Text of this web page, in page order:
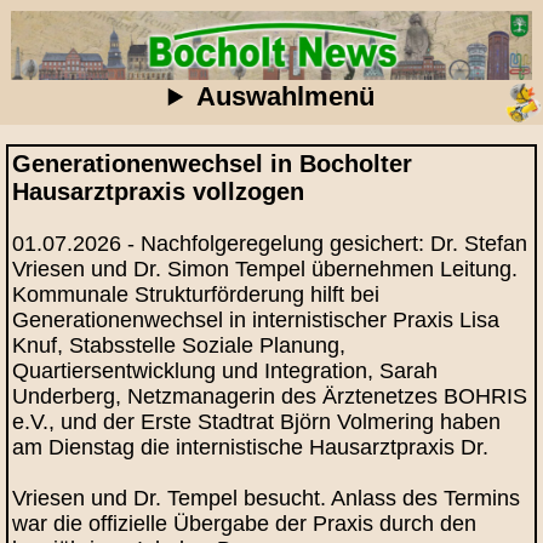
Auswahlmenü
Generationenwechsel in Bocholter
Hausarztpraxis vollzogen
01.07.2026 - Nachfolgeregelung gesichert: Dr. Stefan
Vriesen und Dr. Simon Tempel übernehmen Leitung.
Kommunale Strukturförderung hilft bei
Generationenwechsel in internistischer Praxis Lisa
Knuf, Stabsstelle Soziale Planung,
Quartiersentwicklung und Integration, Sarah
Underberg, Netzmanagerin des Ärztenetzes BOHRIS
e.V., und der Erste Stadtrat Björn Volmering haben
am Dienstag die internistische Hausarztpraxis Dr.
Vriesen und Dr. Tempel besucht. Anlass des Termins
war die offizielle Übergabe der Praxis durch den